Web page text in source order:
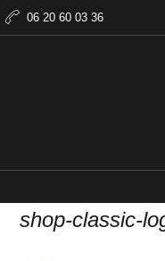
06 20 60 03 36
shop-classic-